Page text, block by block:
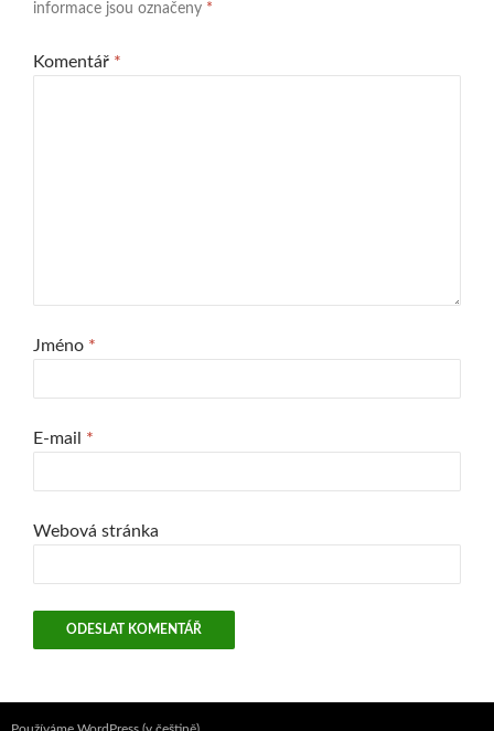
informace jsou označeny *
Komentář *
Jméno *
E-mail *
Webová stránka